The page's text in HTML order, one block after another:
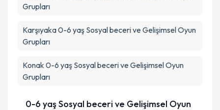
Grupları
Karşıyaka0-6 yaş Sosyal beceri ve Gelişimsel Oyun
Grupları
Konak 0-6 yaş Sosyal beceri ve Gelişimsel Oyun
Grupları
0-6 yaş Sosyal beceri ve Gelişimsel Oyun